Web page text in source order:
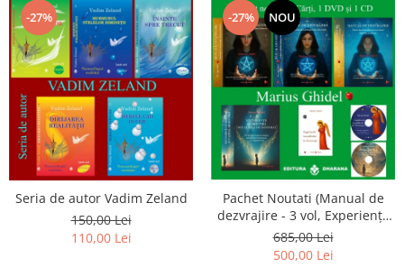
-27%
Seria de autor Vadim Zeland
150,00 Lei
110,00 Lei
-27% NOU
Pachet Noutati (Manual de
dezvrajire - 3 vol, Experiențe
și amintiri, Rugăciunile
Luceafarului de dimineata) -
Marius Ghidel
685,00 Lei
500,00 Lei